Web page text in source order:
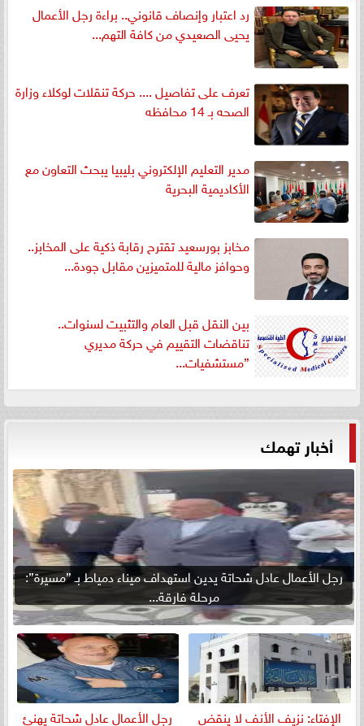
رد اعتبار وإنصاف قانوني.. براءة رجل الأعمال
يحيى الصعيدي من كافة التهم...
تعرف على تفاصيل .... حركة تنقلات لوكلاء وزارة
الصحه بـ 14 محافظه
مدير التعليم الإلكتروني بليبيا يبحث التعاون مع
الأكاديمية البحرية
مخابز بورسعيد تقترح رقابة ذكية على المخابز..
وحوافز مالية للمتميزين مقابل جودة...
بين النقل قبل العام والتثبيت لسنوات..
تناقضات التقييم في حركة مديري
”مستشفيات...
أخبار تهمك
رجل الأعمال عادل شحاتة يدين استهداف ميناء دمياط بـ ”مسيرة”:
مرحلة فارقة...
الإفتاء: نزيف الأنف لا ينقض
رجل الأعمال عادل شحاتة يهنئ